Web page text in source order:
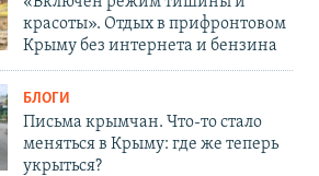
красоты». Отдых в прифронтовом
Крыму без интернета и бензина
БЛОГИ
Письма крымчан. Что-то стало
меняться в Крыму: где же теперь
укрыться?